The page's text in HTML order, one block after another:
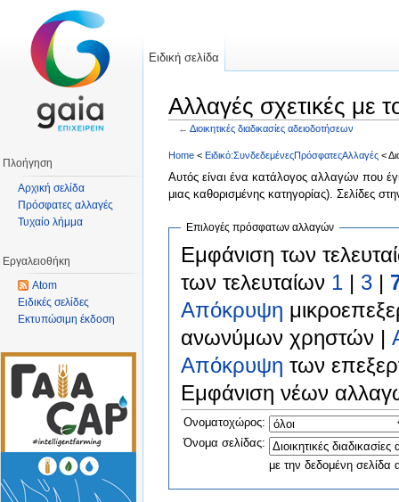
Αλλαγές σχετικές με
← Διοικητικές διαδικασίες αδειοδοτήσεων
Home < Ειδικό:ΣυνδεδεμένεςΠρόσφατεςΑλλαγές <
Αυτός είναι ένα κατάλογος αλλαγών που
μιας καθορισμένης κατηγορίας). Σελίδες
Επιλογές πρόσφατων αλλαγών
Εμφάνιση των
των τελευταίων 1| 3|
Απόκρυψη
ανωνύμων χρηστών |
Απόκρυψη των
Εμφάνιση νέων
Ονοματοχώρος:
Όνομα σελίδας:
με την δεδομένη σελίδα
Ειδική σελίδα
Πλοήγηση
Αρχική σελίδα
Πρόσφατες αλλαγές
Τυχαίο λήμμα
Εργαλειοθήκη
Atom
Ειδικές σελίδες
Εκτυπώσιμη έκδοση